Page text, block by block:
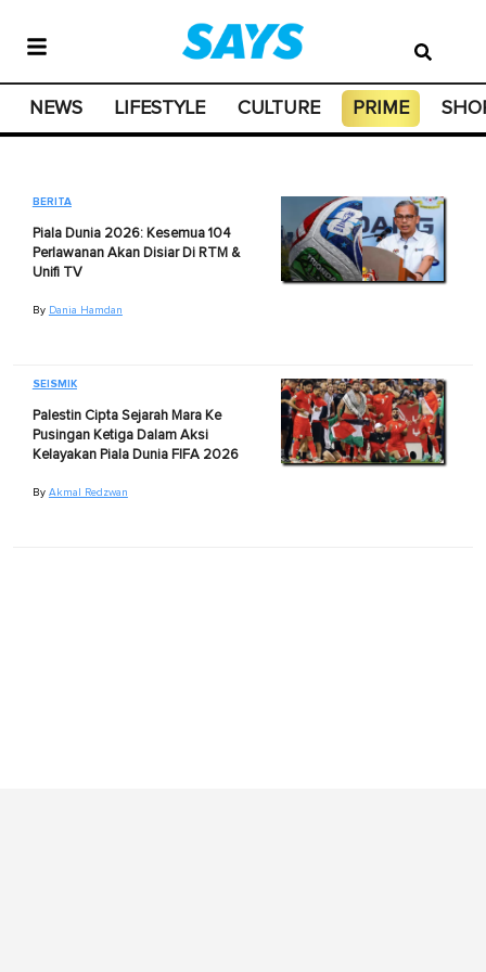
NEWS LIFESTYLE CULTURE PRIME
BERITA
Piala Dunia 2026: Kesemua 104
Perlawanan Akan Disiar Di RTM &
Unifi TV
By Dania Hamdan
SEISMIK
Palestin Cipta Sejarah Mara Ke
Pusingan Ketiga Dalam Aksi
Kelayakan Piala Dunia FIFA 2026
By Akmal Redzwan